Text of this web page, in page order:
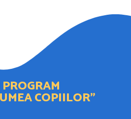
COPIILOR”